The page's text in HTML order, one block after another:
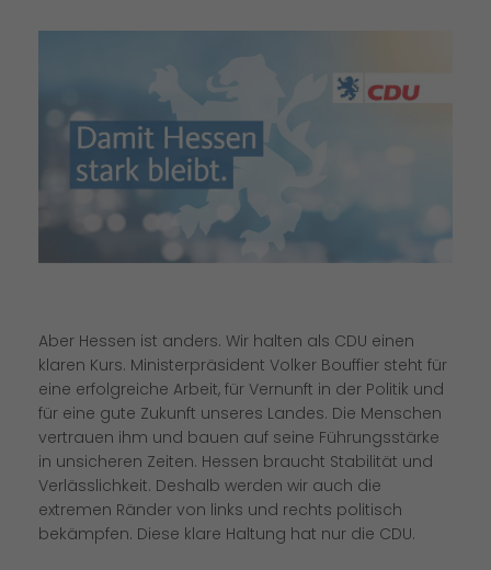
Aber Hessen ist anders. Wir halten als CDU einen
klaren Kurs. Ministerpräsident Volker Bouffier steht für
eine erfolgreiche Arbeit, für Vernunft in der Politik und
für eine gute Zukunft unseres Landes. Die Menschen
vertrauen ihm und bauen auf seine Führungsstärke
in unsicheren Zeiten. Hessen braucht Stabilität und
Verlässlichkeit. Deshalb werden wir auch die
extremen Ränder von links und rechts politisch
bekämpfen. Diese klare Haltung hat nur die CDU.